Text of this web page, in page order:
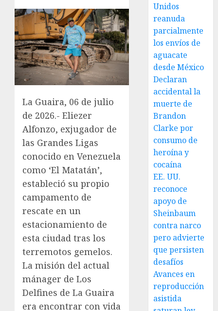
La Guaira, 06 de julio
de 2026.- Eliezer
Alfonzo, exjugador de
las Grandes Ligas
conocido en Venezuela
como ‘El Matatán’,
estableció su propio
campamento de
rescate en un
estacionamiento de
esta ciudad tras los
terremotos gemelos.
La misión del actual
mánager de Los
Delfines de La Guaira
era encontrar con vida
Unidos
reanuda
parcialmente
los envíos de
aguacate
desde México
Declaran
accidental la
muerte de
Brandon
Clarke por
consumo de
heroína y
cocaína
EE. UU.
reconoce
apoyo de
Sheinbaum
contra narco
pero advierte
que persisten
desafíos
Avances en
reproducción
asistida